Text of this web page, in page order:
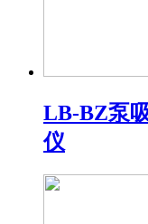
LB-BZ泵
仪